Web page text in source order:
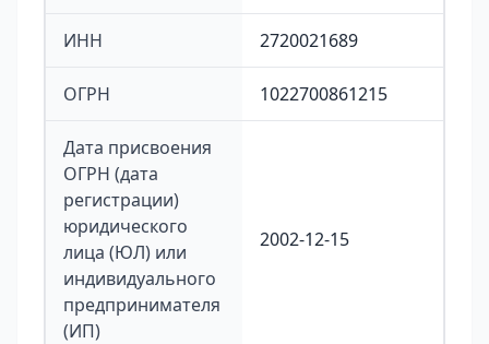
ИНН 2720021689
ОГРН 1022700861215
Дата присвоения
ОГРН (дата
регистрации)
юридического
лица (ЮЛ) или
индивидуального
предпринимателя
(ИП)
2002-12-15